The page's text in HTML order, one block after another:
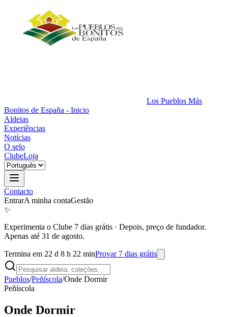
Los Pueblos Más
Bonitos de España - Inicio
Aldeias
Experiências
Notícias
O selo
ClubeLoja
Contacto
EntrarA minha contaGestão
✨
Experimenta o Clube 7 dias grátis · Depois, preço de fundador.
Apenas até 31 de agosto.
Termina em 22 d 8 h 22 minProvar 7 dias grátis
Pueblos/Peñíscola/Onde Dormir
Peñíscola
Onde Dormir